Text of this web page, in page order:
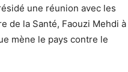
une réunion avec les
de la Santé, Faouzi Mehdi à
mène le pays contre le